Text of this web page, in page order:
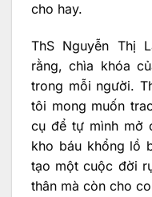
cho hay.
ThS Nguyễn Thị
rằng, chìa khóa
trong mỗi người.
tôi mong muốn
cụ để tự mình mở
kho báu khổng lồ
tạo một cuộc đời
thân mà còn cho